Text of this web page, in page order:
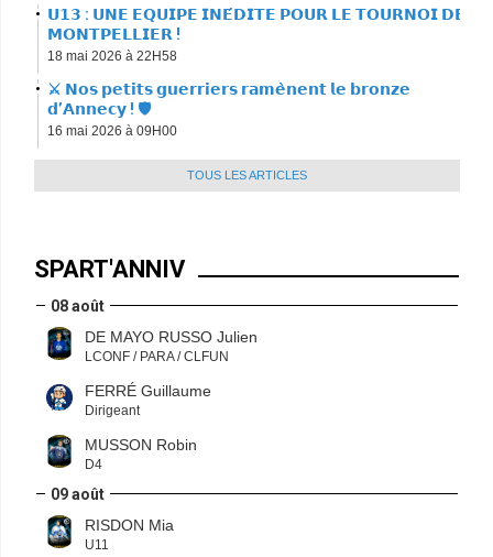
𝗨𝟭𝟯 : 𝗨𝗡𝗘 𝗘𝗤𝗨𝗜𝗣𝗘 𝗜𝗡𝗘́𝗗𝗜𝗧𝗘 𝗣𝗢𝗨𝗥 𝗟𝗘 𝗧𝗢𝗨𝗥𝗡𝗢𝗜 𝗗𝗘
𝗠𝗢𝗡𝗧𝗣𝗘𝗟𝗟𝗜𝗘𝗥 !
18 mai 2026 à 22H58
⚔️ 𝗡𝗼𝘀 𝗽𝗲𝘁𝗶𝘁𝘀 𝗴𝘂𝗲𝗿𝗿𝗶𝗲𝗿𝘀 𝗿𝗮𝗺𝗲̀𝗻𝗲𝗻𝘁 𝗹𝗲 𝗯𝗿𝗼𝗻𝘇𝗲
𝗱’𝗔𝗻𝗻𝗲𝗰𝘆 ! 🛡
16 mai 2026 à 09H00
TOUS LES ARTICLES
SPART'ANNIV
08 août
DE MAYO RUSSO Julien
LCONF / PARA / CLFUN
FERRÉ Guillaume
Dirigeant
MUSSON Robin
D4
09 août
RISDON Mia
U11